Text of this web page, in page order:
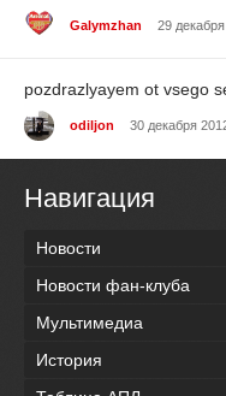
Galymzhan 29
pozdrazlyayem ot vsego
odiljon 30 декабря
Навигация
Новости
Новости фан-клуба
Мультимедиа
История